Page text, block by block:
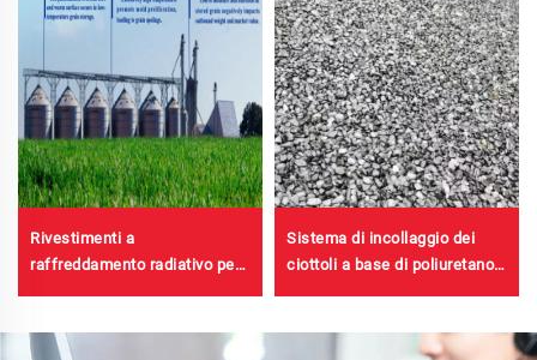
Rivestimenti a
raffreddamento radiativo per
fabbriche di lastre in acciaio
Sistema di incollaggio dei
ciottoli a base di poliuretano |